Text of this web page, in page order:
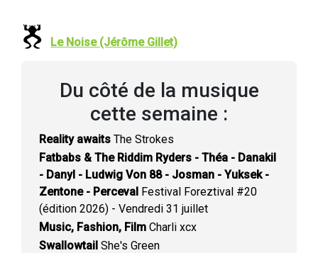
Le Noise (Jérôme Gillet)
Du côté de la musique
cette semaine :
Reality awaits The Strokes
Fatbabs & The Riddim Ryders - Théa - Danakil
- Danyl - Ludwig Von 88 - Josman - Yuksek -
Zentone - Perceval Festival Foreztival #20
(édition 2026) - Vendredi 31 juillet
Music, Fashion, Film Charli xcx
Swallowtail She's Green